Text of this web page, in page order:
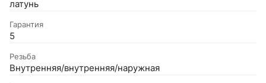
латунь
Гарантия
5
Резьба
Внутренняя/внутренняя/наружная